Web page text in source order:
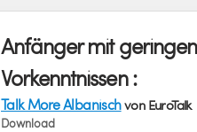
Anfänger mit geringen
Vorkenntnissen :
Talk More Albanischvon EuroTalk
Download